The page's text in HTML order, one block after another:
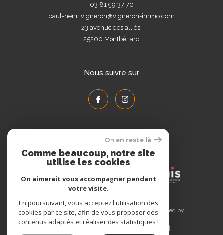
03 81 99 37 70
paul-henri.vigneron@vigneron-immo.com
23 avenue des alliés,
25200
Montbéliard
Nous suivre sur
Adhérents
© 2026 | Tous droits réservés | Traduction powered by
Google |
On en reste là
Comme beaucoup, notre site
utilise les cookies
On aimerait vous accompagner pendant
votre visite.
En poursuivant, vous acceptez l'utilisation des
cookies par ce site, afin de vous proposer des
contenus adaptés et réaliser des statistiques !